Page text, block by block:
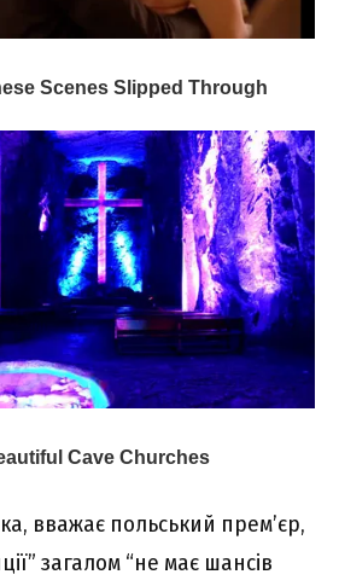
вважає польський прем’єр,
загалом “не має шансів